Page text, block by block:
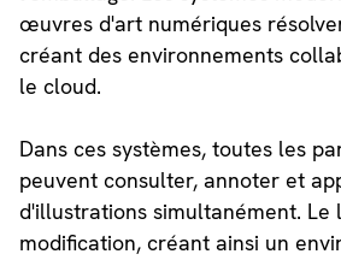
œuvres d'art numériques
créant des environnements
le cloud.
Dans ces systèmes, toutes les
peuvent consulter, annoter et
d'illustrations simultanément. Le
modification, créant ainsi un